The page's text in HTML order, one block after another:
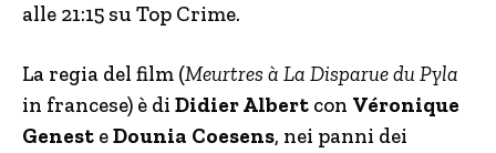
alle 21:15 su Top Crime.
La regia del film (Meurtres à La Disparue du Pyla
in francese) è di Didier Albert con Véronique
Genest eDounia Coesens, nei panni dei